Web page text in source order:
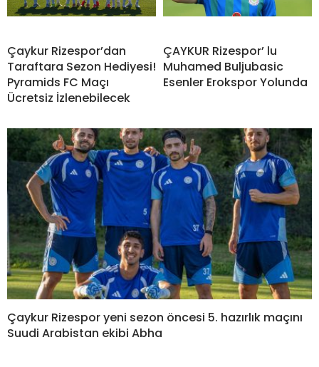
Çaykur Rizespor’dan
Taraftara Sezon Hediyesi!
Pyramids FC Maçı
Ücretsiz İzlenebilecek
ÇAYKUR Rizespor’ lu
Muhamed Buljubasic
Esenler Erokspor Yolunda
Çaykur Rizespor yeni sezon öncesi 5. hazırlık maçını
Suudi Arabistan ekibi Abha